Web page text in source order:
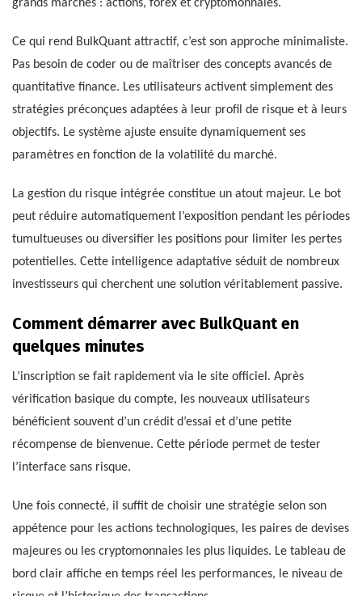
grands marchés : actions, forex et cryptomonnaies.
Ce qui rend BulkQuant attractif, c’est son approche minimaliste.
Pas besoin de coder ou de maîtriser des concepts avancés de
quantitative finance. Les utilisateurs activent simplement des
stratégies préconçues adaptées à leur profil de risque et à leurs
objectifs. Le système ajuste ensuite dynamiquement ses
paramètres en fonction de la volatilité du marché.
La gestion du risque intégrée constitue un atout majeur. Le bot
peut réduire automatiquement l’exposition pendant les périodes
tumultueuses ou diversifier les positions pour limiter les pertes
potentielles. Cette intelligence adaptative séduit de nombreux
investisseurs qui cherchent une solution véritablement passive.
Comment démarrer avec BulkQuant en
quelques minutes
L’inscription se fait rapidement via le site officiel. Après
vérification basique du compte, les nouveaux utilisateurs
bénéficient souvent d’un crédit d’essai et d’une petite
récompense de bienvenue. Cette période permet de tester
l’interface sans risque.
Une fois connecté, il suffit de choisir une stratégie selon son
appétence pour les actions technologiques, les paires de devises
majeures ou les cryptomonnaies les plus liquides. Le tableau de
bord clair affiche en temps réel les performances, le niveau de